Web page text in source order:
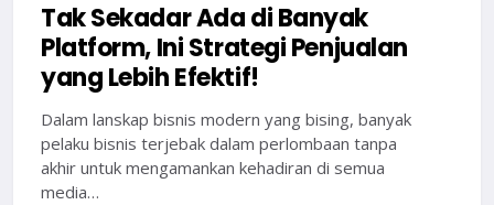
Tak Sekadar Ada di Banyak
Platform, Ini Strategi Penjualan
yang Lebih Efektif!
Dalam lanskap bisnis modern yang bising, banyak
pelaku bisnis terjebak dalam perlombaan tanpa
akhir untuk mengamankan kehadiran di semua
media…